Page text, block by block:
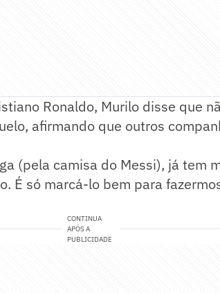
Ronaldo, Murilo disse que
afirmando que outros
(pela camisa do Messi), já tem
É só marcá-lo bem para
CONTINUA
APÓS A
PUBLICIDADE